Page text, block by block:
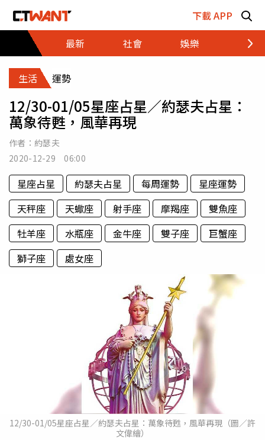
下載 APP
最新
社會 娛樂 財經
生活 運勢
12/30-01/05星座占星／約瑟夫占星：
萬象待甦，風華再現
作者： 約瑟夫
2020-12-29 06:00
星座占星 約瑟夫占星 每周運勢
星座運勢
天秤座
天蠍座 射手座 摩羯座
雙魚座
牡羊座
水瓶座 金牛座 雙子座
巨蟹座
獅子座
處女座
12/30-01/05星座占星／約瑟夫占星：萬象待甦，風華再現（圖／許
文偉繪）